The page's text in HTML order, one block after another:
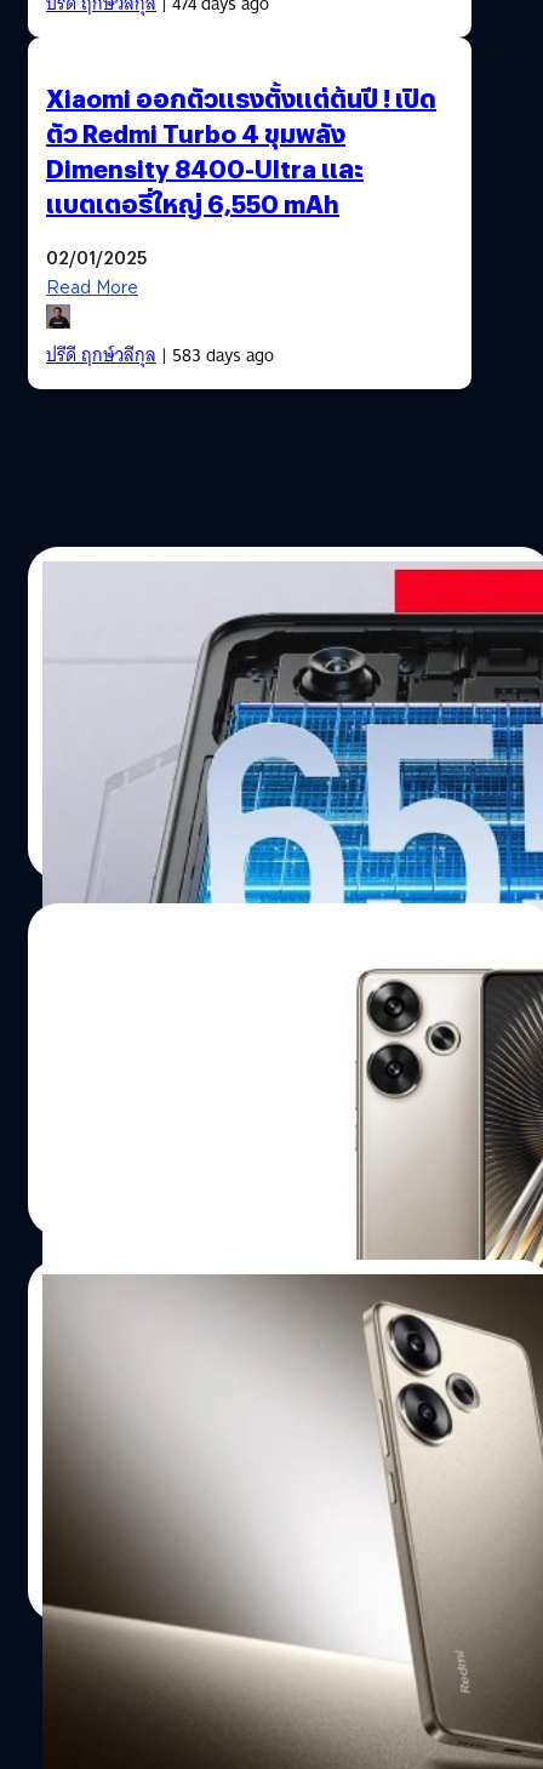
Xiaomi ออกตัวแรงตั้งแต่ต้นปี ! เปิด
ตัว Redmi Turbo 4 ขุมพลัง
Dimensity 8400-Ultra และ
แบตเตอรี่ใหญ่ 6,550 mAh
02/01/2025
Read More
ปรีดี ฤกษ์วลีกุล| 583 days ago
Redmi ยืนยัน Turbo 4 จะมาพร้อมแบตเตอรี่
“ใหญ่ที่สุด” เท่าที่ Xiaomi เคยใช้ และกันน้ำ
Redmi แบรนด์ย่อยของ Xiaomi เตรียมเปิดตัวสมาร์ตโฟน
ระดับพรีเมียม ซีรีส์ Redmi Turbo 4 ในวันที่ 2 มกราคม 2025
ปรีดี ฤกษ์วลีกุล | 585 days ago
Read More
วงในชี้ ! Redmi Turbo 4 Pro จะมาพร้อม
แบตเตอรี่ขนาดใหญ่ถึง 7,500 mAh
Digital Chat Station ได้เปิดเผยว่า Redmi Turbo 4 ได้รับการ
ทดสอบพร้อมกับแบตเตอรี่ที่มีความจุสูงถึง 7,500 mAh
Redmi กำลังพัฒนาสมาร์ตโฟน Redmi Turbo
DCS อ้างว่า Redmi Turbo 4 จะใช้ชิป Dimensity 8400 ใน
ขณะที่ Turbo 4 Pro จะใช้ชิป Snapdragon 8s Gen 4 โดยทั้ง 2
รุ่นจะมีดีไซน์ตามเทรนด์สมาร์ตโฟนในปัจจุบันซึ่งเป็นจอแบน